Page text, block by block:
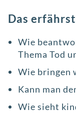
Das
Wie
Thema Tod
Wie bringen
Kann man
Wie sieht